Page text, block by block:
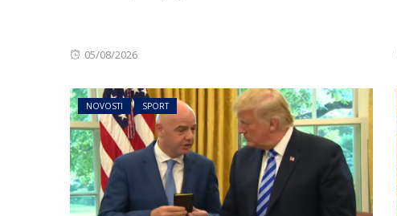
Posted
05/08/2026
NOVOSTI SPORT